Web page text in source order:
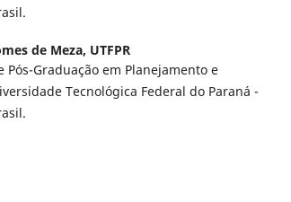
de Meza, UTFPR
Pós-Graduação em Planejamento e
Tecnológica Federal do Paraná -